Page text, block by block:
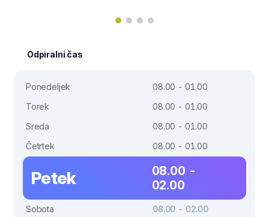
Odpiralni čas
Ponedeljek
08.00 - 01.00
Torek
08.00 - 01.00
Sreda
08.00 - 01.00
Četrtek
08.00 - 01.00
Petek
08.00 -
02.00
Sobota
08.00 - 02.00